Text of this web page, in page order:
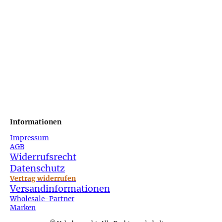
Informationen
Impressum
AGB
Widerrufsrecht
Datenschutz
Vertrag widerrufen
Versandinformationen
Wholesale-Partner
Marken